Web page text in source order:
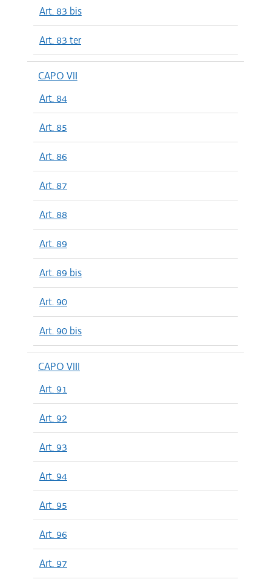
Art. 83 bis
Art. 83 ter
CAPO VII
Art. 84
Art. 85
Art. 86
Art. 87
Art. 88
Art. 89
Art. 89 bis
Art. 90
Art. 90 bis
CAPO VIII
Art. 91
Art. 92
Art. 93
Art. 94
Art. 95
Art. 96
Art. 97